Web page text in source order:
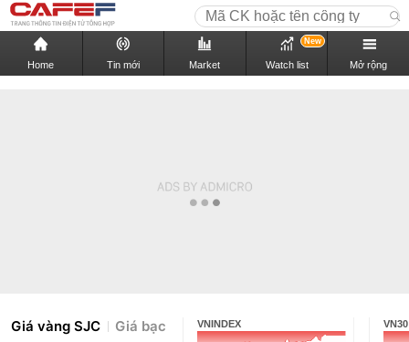
Home Tin mới Market Watch list
New
Mở rộng
Giá vàng SJC Giá bạc VNINDEX VN30